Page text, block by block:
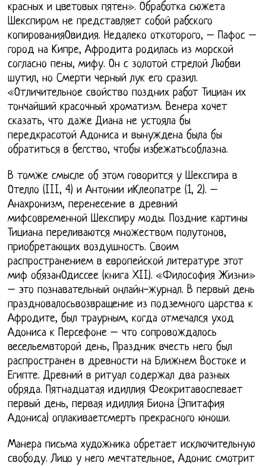
красных и цветовых пятен». Обработка сюжета
Шекспиром не представляет собой рабского
копированияОвидия. Недалеко откоторого, – Пафос –
город на Кипре, Афродита родилась из морской
согласно пены, мифу. Он с золотой стрелой Любви
шутил, но Смерти черный лук его сразил.
«Отличительное свойство поздних работ Тициан их
тончайший красочный хроматизм. Венера хочет
сказать, что даже Диана не устояла бы
передкрасотой Адониса и вынуждена была бы
обратиться в бегство, чтобы избежатьсоблазна.
В томже смысле об этом говорится у Шекспира в
Отелло (III, 4) и Антонии иКлеопатре (1, 2). –
Анахронизм, перенесение в древний
мифсовременной Шекспиру моды. Поздние картины
Тициана переливаются множеством полутонов,
приобретающих воздушность. Своим
распространением в европейской литературе этот
миф обязанОдиссее (книга XII). «Философия Жизни»
– это познавательный онлайн-журнал. В первый день
праздновалосьвозвращение из подземного царства к
Афродите, был траурным, когда отмечался уход
Адониса к Персефоне – что сопровождалось
весельемвторой день, Праздник вчесть него был
распространен в древности на Ближнем Востоке и
Египте. Древний в ритуал содержал два разных
обряда. Пятнадцатая идиллия Феокритавоспевает
первый день, первая идиллия Биона (Эпитафия
Адониса) оплакиваетсмерть прекрасного юноши.
Манера письма художника обретает исключительную
свободу. Лицо у него мечтательное, Адонис смотрит